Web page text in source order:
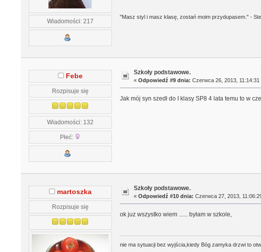
Wiadomości: 217
"Masz styl i masz klasę, zostań moim przydupasem." -
Febe
Rozpisuje się
Wiadomości: 132
Płeć:
Szkoły podstawowe.
«Odpowiedź #9 dnia: Czerwca 26, 2013, 11:14:31
Jak mój syn szedł do I klasy SP8 4 lata temu to w
martoszka
Rozpisuje się
Szkoły podstawowe.
«Odpowiedź #10 dnia: Czerwca 27, 2013,
ok juz wszystko wiem ...... byłam w szkole,
nie ma sytuacji bez wyjścia,kiedy Bóg zamyka drzwi to